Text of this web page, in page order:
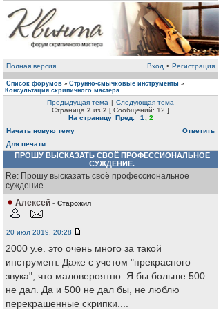
Полная версия Вход • Регистрация
Список форумов » Струнно-смычковые инструменты »
Консультация скрипичного мастера
Предыдущая тема | Следующая тема
Страница 2 из 2 [ Сообщений: 12 ]
На страницу Пред. 1
2
Начать новую тему
Ответить
Для печати
ПРОШУ ВЫСКАЗАТЬ СВОЁ ПРОФЕССИОНАЛЬНОЕ
СУЖДЕНИЕ.
Re: Прошу высказать своё профессиональное
суждение.
Алексей - Старожил
20 июл 2019, 20:28
2000 у.е. это очень много за такой
инструмент. Даже с учетом "прекрасного
звука", что маловероятно. Я бы больше 500
не дал. Да и 500 не дал бы, не люблю
перекрашенные скрипки....